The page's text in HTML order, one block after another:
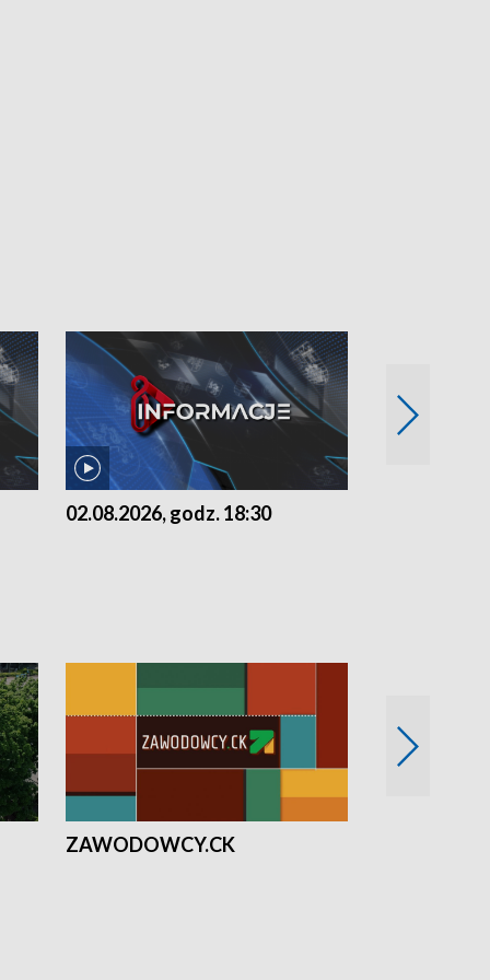
02.08.2026, godz. 18:30
ZAWODOWCY.CK